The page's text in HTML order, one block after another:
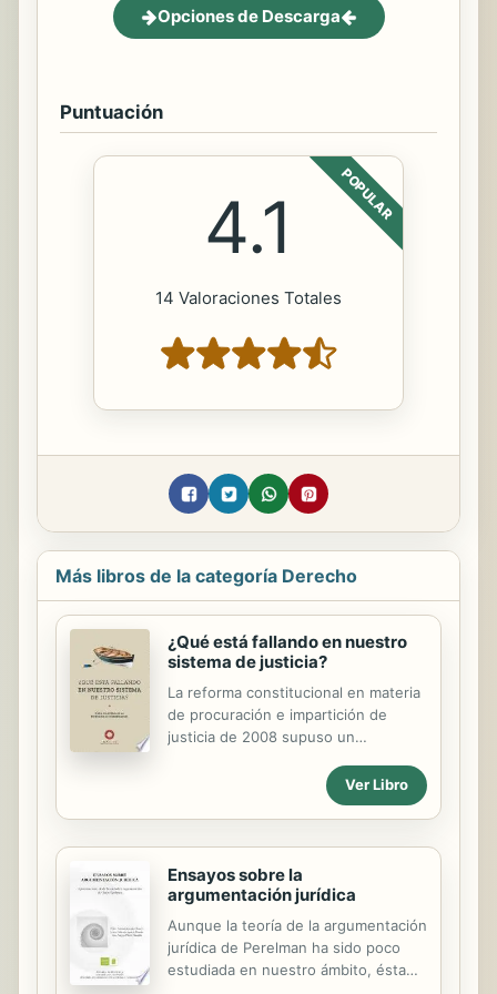
Opciones de Descarga
Puntuación
POPULAR
4.1
14 Valoraciones Totales
Más libros de la categoría Derecho
¿Qué está fallando en nuestro
sistema de justicia?
La reforma constitucional en materia
de procuración e impartición de
justicia de 2008 supuso un
abandonó el anquilosado sistema
penal mixto para transitar a uno de
corte acusatorio y adversarial. Pero a
cinco años desde su
implementación, todavía hoy existen
tareas pendientes ¿por qué parece
que el sistema no funciona? Los
altos índices de violencia e
impunidad invitan a buscar
alternativas ¿debemos modificar la
Ver Libro
Ensayos sobre la
argumentación jurídica
Aunque la teoría de la argumentación
jurídica de Perelman ha sido poco
estudiada en nuestro ámbito, ésta